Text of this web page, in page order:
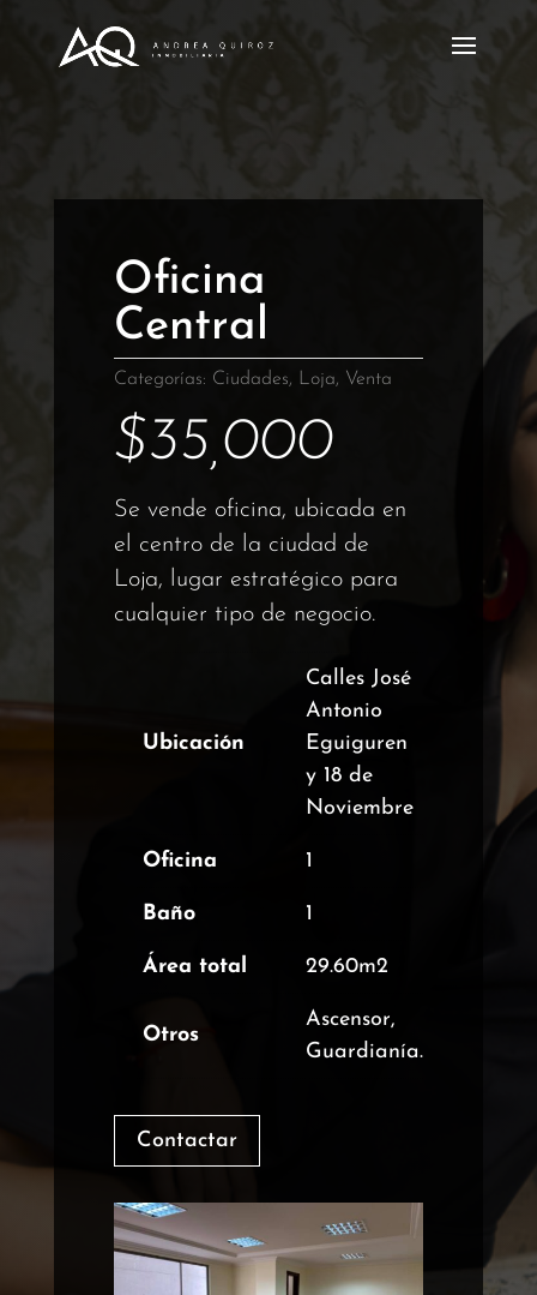
Oficina
Central
Categorías: Ciudades, Loja, Venta
$35,000
Se vende oficina, ubicada en
el centro de la ciudad de
Loja, lugar estratégico para
cualquier tipo de negocio.
Ubicación
Calles José
Antonio
Eguiguren
y 18 de
Noviembre
Oficina 1
Baño 1
Área total 29.60m2
Otros
Ascensor,
Guardianía.
Contactar